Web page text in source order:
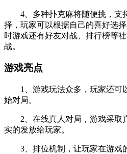
4、多种扑克麻将随便挑，支
择，玩家可以根据自己的喜好选
时游戏还有好友对战、排行榜等
战。
游戏亮点
1、游戏玩法众多，玩家还可
始对局。
2、在线真人对局，游戏采取
实的发放给玩家。
3、排位机制，让玩家在游戏的